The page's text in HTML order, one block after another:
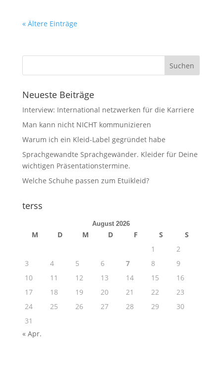
« Ältere Einträge
Neueste Beiträge
Interview: International netzwerken für die Karriere
Man kann nicht NICHT kommunizieren
Warum ich ein Kleid-Label gegründet habe
Sprachgewandte Sprachgewänder. Kleider für Deine
wichtigen Präsentationstermine.
Welche Schuhe passen zum Etuikleid?
terss
August 2026
M D M D F S
S
1
2
3
4 5 6 7 8
9
10
11 12 13 14 15
16
17
18 19 20 21 22
23
24
25 26 27 28 29
30
31
« Apr.